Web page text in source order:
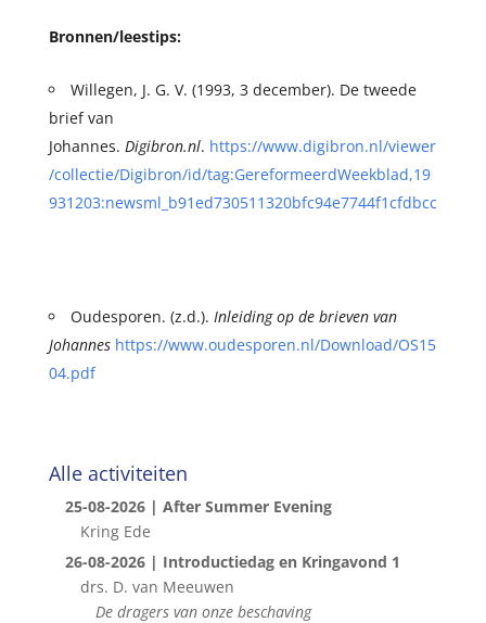
Bronnen/leestips:
Willegen, J. G. V. (1993, 3 december). De tweede
brief van
Johannes. Digibron.nl. https://www.digibron.nl/viewer
/collectie/Digibron/id/tag:GereformeerdWeekblad,19
931203:newsml_b91ed730511320bfc94e7744f1cfdbcc
Oudesporen. (z.d.). Inleiding op de brieven van
Johannes https://www.oudesporen.nl/Download/OS15
04.pdf
Alle activiteiten
25-08-2026 | After Summer Evening
Kring Ede
26-08-2026 | Introductiedag en Kringavond 1
drs. D. van Meeuwen
De dragers van onze beschaving